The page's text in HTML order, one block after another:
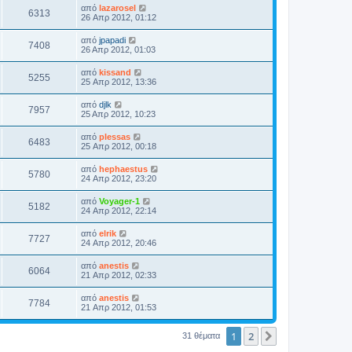
6313 από lazarosel
26 Απρ 2012, 01:12
7408 από jpapadi
26 Απρ 2012, 01:03
5255 από kissand
25 Απρ 2012, 13:36
7957 από djlk
25 Απρ 2012, 10:23
6483 από plessas
25 Απρ 2012, 00:18
5780 από hephaestus
24 Απρ 2012, 23:20
5182 από Voyager-1
24 Απρ 2012, 22:14
7727 από elrik
24 Απρ 2012, 20:46
6064 από anestis
21 Απρ 2012, 02:33
7784 από anestis
21 Απρ 2012, 01:53
31 θέματα 1 2